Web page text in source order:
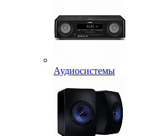
Аудиосистемы